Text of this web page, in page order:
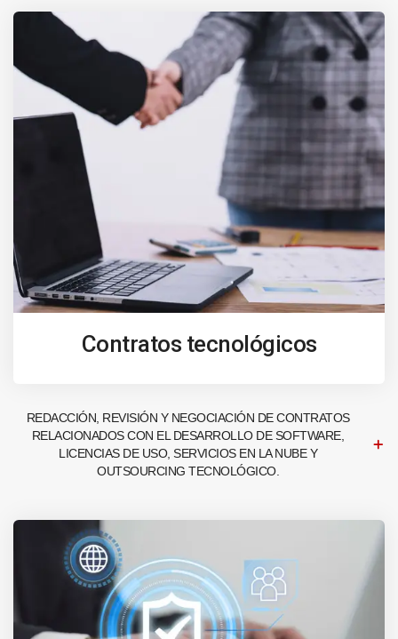
Contratos tecnológicos
REDACCIÓN, REVISIÓN Y NEGOCIACIÓN DE CONTRATOS
RELACIONADOS CON EL DESARROLLO DE SOFTWARE,
LICENCIAS DE USO, SERVICIOS EN LA NUBE Y
OUTSOURCING TECNOLÓGICO.